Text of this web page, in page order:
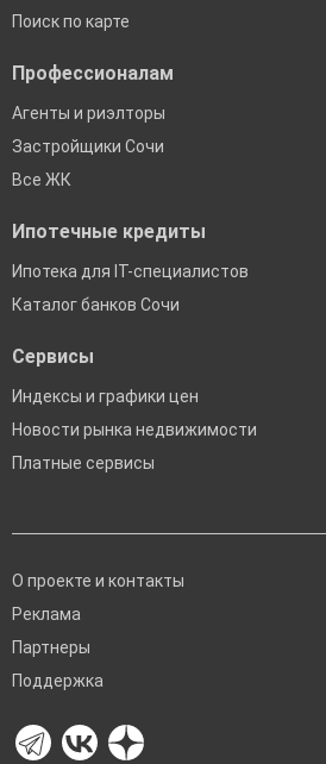
Поиск по карте
Профессионалам
Агенты и риэлторы
Застройщики Сочи
Все ЖК
Ипотечные кредиты
Ипотека для IT-специалистов
Каталог банков Сочи
Сервисы
Индексы и графики цен
Новости рынка недвижимости
Платные сервисы
О проекте и контакты
Реклама
Партнеры
Поддержка